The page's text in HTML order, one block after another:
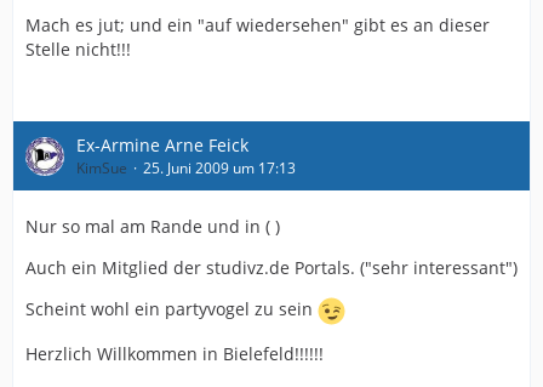
Mach es jut; und ein "auf wiedersehen" gibt es an dieser
Stelle nicht!!!
Ex-Armine Arne Feick
KimSue 25. Juni 2009 um 17:13
Nur so mal am Rande und in ( )
Auch ein Mitglied der studivz.de Portals. ("sehr interessant")
Scheint wohl ein partyvogel zu sein
Herzlich Willkommen in Bielefeld!!!!!!